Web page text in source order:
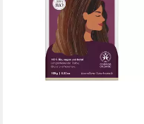
(129,50 €/ 1 kg)
lieferbar - in 3-4 Werktagen bei dir